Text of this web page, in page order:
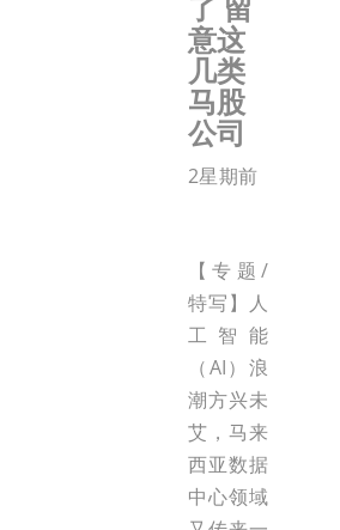
意这
几类
马股
公司
2星期前
【专题/
特写】人
工智能
（AI）浪
潮方兴未
艾，马来
西亚数据
中心领域